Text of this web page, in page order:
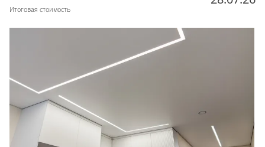
Итоговая стоимость